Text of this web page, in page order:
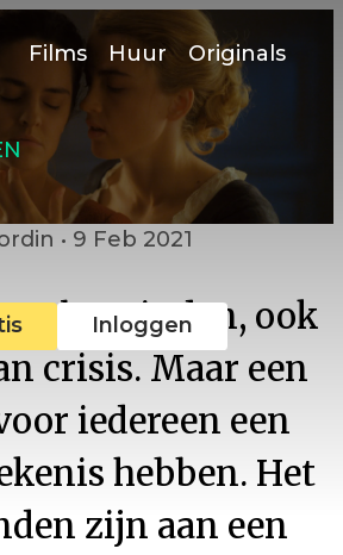
Films Huur Originals
Inloggen
• 9 Feb 2021
te vinden, ook
crisis. Maar een
iedereen een
hebben. Het
zijn aan een